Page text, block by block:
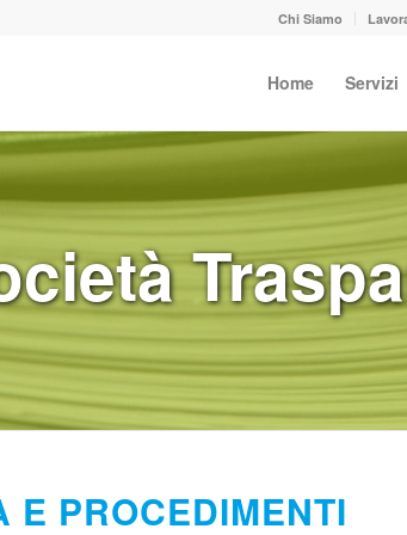
Chi Siamo
Home Servizi
E PROCEDIMENTI